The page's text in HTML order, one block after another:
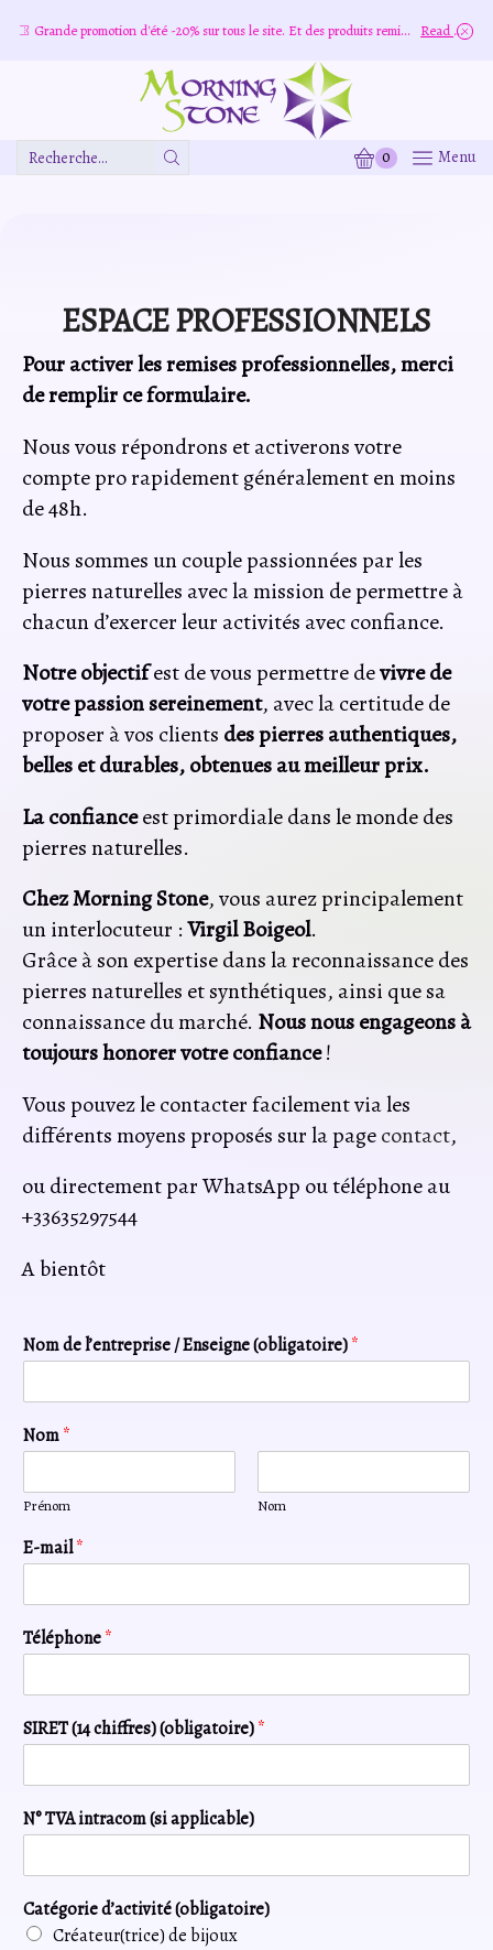
Grande promotion d'été -20% sur tous le site. Et des produits remisé indépendamment Read more
Zone
0 Menu
ESPACE PROFESSIONNELS
Pour activer les remises professionnelles, merci
de remplir ce formulaire.
Nous vous répondrons et activerons votre
compte pro rapidement généralement en moins
de 48h.
Nous sommes un couple passionnées par les
pierres naturelles avec la mission de permettre à
chacun d’exercer leur activités avec confiance.
Notre objectifest de vous permettre devivre de
votre passion sereinement, avec la certitude de
proposer à vos clients des pierresauthentiques,
belles et durables, obtenues au meilleur prix.
La confianceest primordiale dans le monde des
pierres naturelles.
Chez Morning Stone, vous aurez principalement
un interlocuteur :Virgil Boigeol.
Grâce à son expertise dans la reconnaissance des
pierres naturelles et synthétiques, ainsi que sa
connaissance du marché. Nous nous engageons à
toujours honorer votre confiance!
Vous pouvez le contacter facilement via les
différents moyens proposés sur la pagecontact,
ou directement par WhatsApp ou téléphone au
+33635297544
A bientôt
Nom de l’entreprise / Enseigne (obligatoire)*
Nom*
Prénom Nom
E-mail*
Téléphone*
SIRET (14 chiffres) (obligatoire)*
N° TVA intracom (si applicable)
Catégorie d’activité (obligatoire)
Créateur(trice) de bijoux